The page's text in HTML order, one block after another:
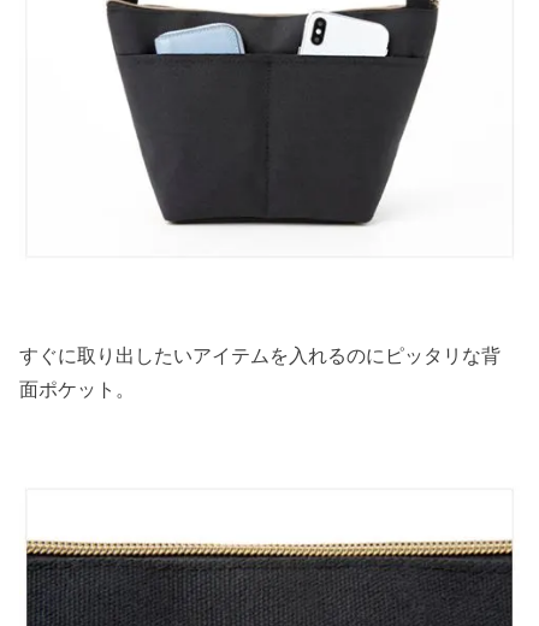
すぐに取り出したいアイテムを入れるのにピッタリな背
面ポケット。